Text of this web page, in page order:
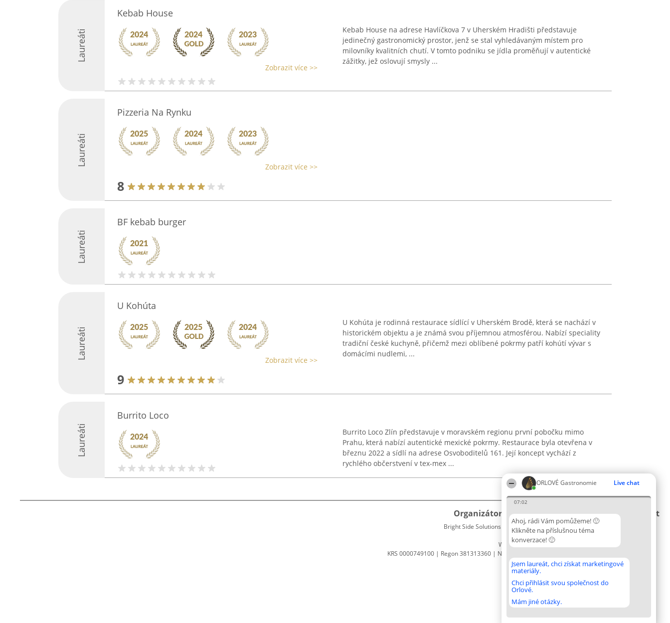
ORLOVÉ Gastronomie Live chat
07:02
Ahoj, rádi Vám pomůžeme! 🙂
Klikněte na příslušnou téma
konverzace! 🙂
Jsem laureát, chci získat marketingové
materiály.
Chci přihlásit svou společnost do
Orlové.
Mám jiné otázky.
Laureáti
Kebab House
Zobrazit více >>
Kebab House na adrese Havlíčkova 7 v Uherském Hradišti představuje
jedinečný gastronomický prostor, jenž se stal vyhledávaným místem pro
milovníky kvalitních chutí. V tomto podniku se jídla proměňují v autentické
zážitky, jež oslovují smysly ...
Laureáti
Pizzeria Na Rynku
Zobrazit více >>
8
Laureáti
BF kebab burger
Laureáti
U Kohúta
Zobrazit více >>
9
U Kohúta je rodinná restaurace sídlící v Uherském Brodě, která se nachází v
historickém objektu a je známá svou příjemnou atmosférou. Nabízí speciality
tradiční české kuchyně, přičemž mezi oblíbené pokrmy patří kohútí vývar s
domácími nudlemi, ...
Laureáti
Burrito Loco
Burrito Loco Zlín představuje v moravském regionu první pobočku mimo
Prahu, která nabízí autentické mexické pokrmy. Restaurace byla otevřena v
březnu 2022 a sídlí na adrese Osvoboditelů 161. Její koncept vychází z
rychlého občerstvení v tex-mex ...
Organizátor hlasování
Bright Side Solutions sp. z o. o. sp. k.
ul. Ruska 22
Wrocław 50-079
KRS 0000749100 | Regon 381313360 | NIP 8943132676
Plebiscyt
Vítězové
Seznam
Zásady
Zásady
ochrany
údajů
Kontakt